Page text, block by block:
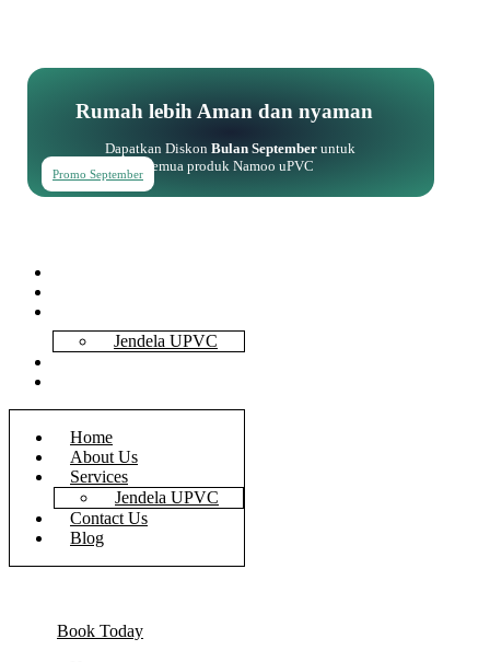
Rumah lebih Aman dan nyaman
Dapatkan DiskonBulan September untuk
semua produk Namoo uPVC
Promo September
Jendela UPVC
Home
About Us
Services
Jendela UPVC
Contact Us
Blog
Book Today